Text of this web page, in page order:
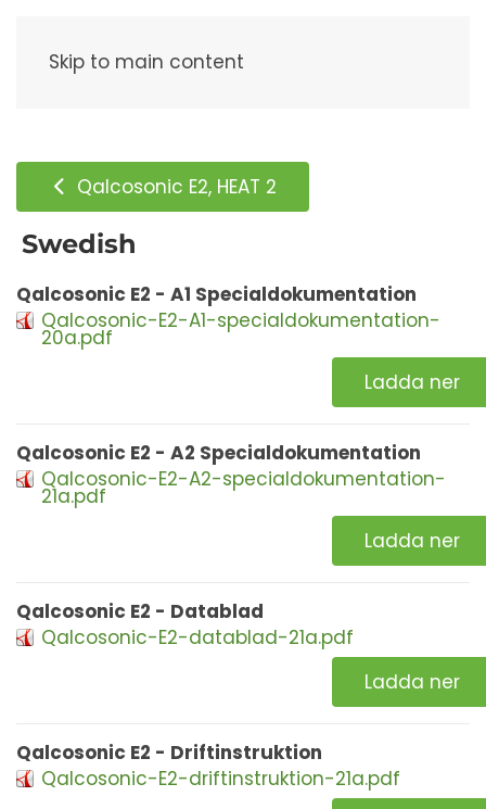
Skip to main content
Qalcosonic E2, HEAT 2
Swedish
Qalcosonic E2 - A1 Specialdokumentation
Qalcosonic-E2-A1-specialdokumentation-
20a.pdf
Ladda ner
Qalcosonic E2 - A2 Specialdokumentation
Qalcosonic-E2-A2-specialdokumentation-
21a.pdf
Ladda ner
Qalcosonic E2 - Datablad
Qalcosonic-E2-datablad-21a.pdf
Ladda ner
Qalcosonic E2 - Driftinstruktion
Qalcosonic-E2-driftinstruktion-21a.pdf